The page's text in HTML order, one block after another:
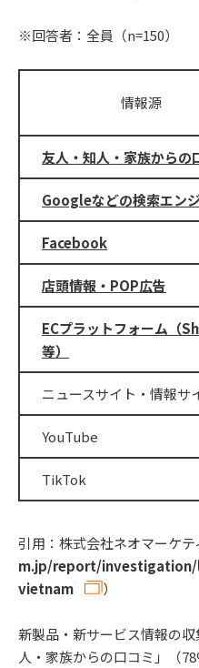
※回答者：全員（n=150）
情報源
友人・知人・家族からの
Googleなどの検索エン
Facebook
店頭情報・POP広告
ECプラットフォーム（
等）
ニュースサイト・情報サ
YouTube
TikTok
引用：株式会社ネオマーケテ
m.jp/report/
vietnam
）
新製品・新サービス情報の
人・家族からの口コミ」（